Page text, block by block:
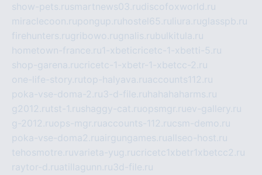
show-pets.rusmartnews03.rudiscofoxworld.ru
miraclecoon.rupongup.ru hostel65.ru liura.ruglasspb.ru
firehunters.rugribowo.rugnalis.rubulkitula.ru
hometown-france.ru1-xbeticricetc-1-xbetti-5.ru
shop-garena.rucricetc-1-xbetr-1-xbetcc-2.ru
one-life-story.rutop-halyava.ruaccounts112.ru
poka-vse-doma-2.ru3-d-file.ru hahahaharms.ru
g2012.rutst-1.rushaggy-cat.ruopsmgr.ruev-gallery.ru
g-2012.ruops-mgr.ruaccounts-112.rucsm-demo.ru
poka-vse-doma2.ruairgungames.ruallseo-host.ru
tehosmotre.ruvarieta-yug.rucricetc1xbetr1xbetcc2.ru
raytor-d.ruatillagunn.ru3d-file.ru